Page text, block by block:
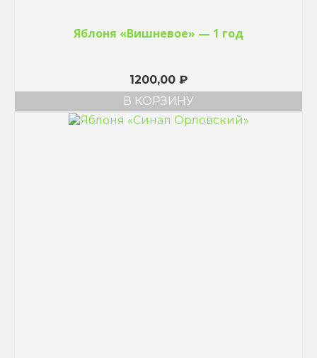
Яблоня «Вишневое» — 1 год
1200,00 ₽
В КОРЗИНУ